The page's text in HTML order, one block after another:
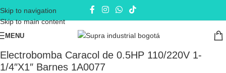
Skip to navigation
Skip to main content
MENU
Inicio Electrobombas - bombas eléctricas Bombas de Superficie
Electrobomba Caracol de 0.5HP 110/220V 1-
1/4″X1″ Barnes 1A0077